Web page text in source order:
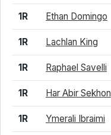
1R Ethan Domingo
1R Lachlan King
1R Raphael Savelli
1R Har Abir Sekhon
1R Ymerali Ibraimi